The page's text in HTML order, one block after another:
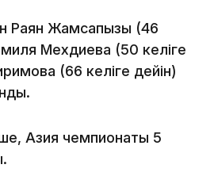
Раян Жамсапқызы (46
Мехдиева (50 келіге
(66 келіге дейін)
Азия чемпионаты 5